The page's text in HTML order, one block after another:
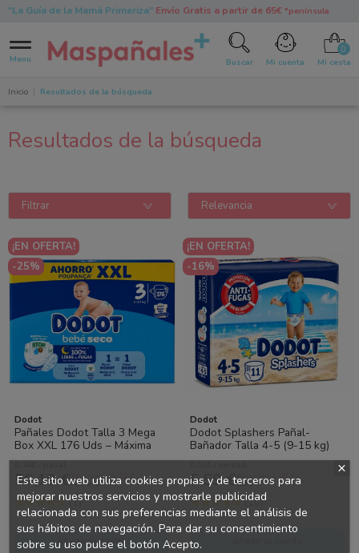
"La Guía de la Mamá Primeriza"Envío Gratis a partir de 65€ *península
Menu Buscar Mi cuenta Mi cesta
Inicio Resultados de la búsqueda
Resultados de la búsqueda
Filtrar Relevancia
¡EN OFERTA!
-25%
Dodot
Pañales Dodot Talla 3 Mega
Box XXL 176 Uds – Máxima
Protección y Ahorro para el
0,34€ / pañal
59,19 € Ahorras 19.73 €
78,92 €
(1)
Añadir al carrito
¡EN OFERTA!
-16%
Dodot
Dodot Splashers Pañal-
Bañador Talla 4-5 (9-15 kg)
11 Uds – Protección en el
0,51€ / unidad
5,59 €6,66 €
(10)
Este sitio web utiliza cookies propias y de terceros para
mejorar nuestros servicios y mostrarle publicidad
relacionada con sus preferencias mediante el análisis de
sus hábitos de navegación. Para dar su consentimiento
sobre su uso pulse el botón Acepto.